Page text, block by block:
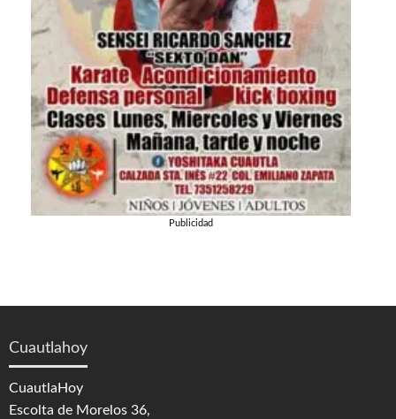
Publicidad
Cuautlahoy
CuautlaHoy
Escolta de Morelos 36,